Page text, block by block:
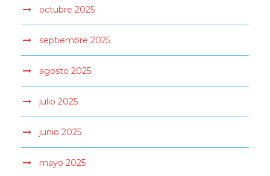
octubre 2025
septiembre 2025
agosto 2025
julio 2025
junio 2025
mayo 2025